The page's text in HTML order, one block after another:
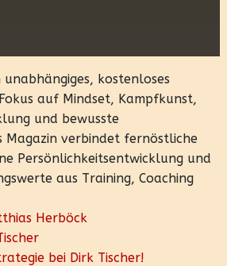
unabhängiges, kostenloses
auf Mindset, Kampfkunst,
und bewusste
Magazin verbindet fernöstliche
Persönlichkeitsentwicklung und
aus Training, Coaching
Herböck
bei Dirk Tischer!